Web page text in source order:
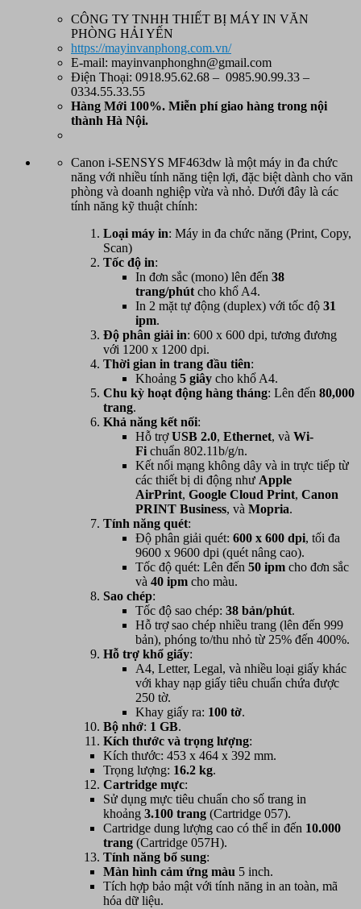
CÔNG TY TNHH THIẾT BỊ MÁY IN VĂN
PHÒNG HẢI YẾN
https://mayinvanphong.com.vn/
E-mail: mayinvanphonghn@gmail.com
Điện Thoại: 0918.95.62.68 – 0985.90.99.33 –
0334.55.33.55
Hàng Mới 100%. Miễn phígiao hàng trong nội
thành Hà Nội.
Canon i-SENSYS MF463dw là một máy in đa chức
năng với nhiều tính năng tiện lợi, đặc biệt dành cho văn
phòng và doanh nghiệp vừa và nhỏ. Dưới đây là các
tính năng kỹ thuật chính:
Loại máy in: Máy in đa chức năng (Print, Copy,
Scan)
Tốc độ in:
In đơn sắc (mono) lên đến 38
trang/phút cho khổ A4.
In 2 mặt tự động (duplex) với tốc độ 31
ipm.
Độ phân giải in: 600 x 600 dpi, tương đương
với 1200 x 1200 dpi.
Thời gian in trang đầu tiên:
Khoảng 5 giây cho khổ A4.
Chu kỳ hoạt động hàng tháng: Lên đến 80,000
trang.
Khả năng kết nối:
Hỗ trợUSB 2.0, Ethernet, và Wi-
Fi chuẩn 802.11b/g/n.
Kết nối mạng không dây và in trực tiếp từ
các thiết bị di động như Apple
AirPrint, Google Cloud Print, Canon
PRINT Business, và Mopria.
Tính năng quét:
Độ phân giải quét: 600 x 600 dpi, tối đa
9600 x 9600 dpi (quét nâng cao).
Tốc độ quét: Lên đến 50 ipm cho đơn sắc
và 40 ipm cho màu.
Sao chép:
Tốc độ sao chép: 38 bản/phút.
Hỗ trợ sao chép nhiều trang (lên đến 999
bản), phóng to/thu nhỏ từ 25% đến 400%.
Hỗ trợ khổ giấy:
A4, Letter, Legal, và nhiều loại giấy khác
với khay nạp giấy tiêu chuẩn chứa được
250 tờ.
Khay giấy ra: 100 tờ.
Bộ nhớ: 1 GB.
Kích thước và trọng lượng:
Kích thước: 453 x 464 x 392 mm.
Trọng lượng: 16.2 kg.
Cartridge mực:
Sử dụng mực tiêu chuẩn cho số trang in
khoảng 3.100 trang (Cartridge 057).
Cartridge dung lượng cao có thể in đến 10.000
trang (Cartridge 057H).
Tính năng bổ sung:
Màn hình cảm ứng màu 5 inch.
Tích hợp bảo mật với tính năng in an toàn, mã
hóa dữ liệu.